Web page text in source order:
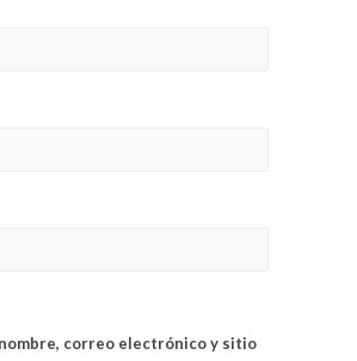
correo electrónico y sitio